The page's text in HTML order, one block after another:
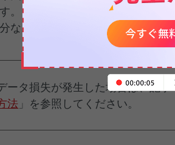
。このドライブは、必要なすべ
なスペースを提供します。
ータ損失が発生した場合は、記事
法 」を参照してください。